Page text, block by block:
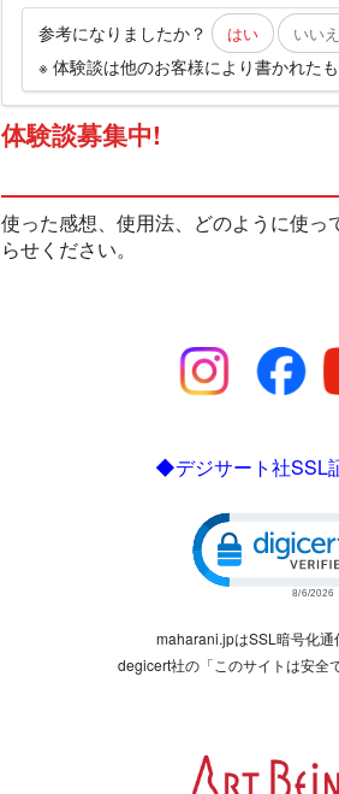
参考になりましたか？ はい いいえ
※ 体験談は他のお客様により書かれた
体験談募集中!
使った感想、使用法、どのように使
らせください。
◆デジサート社SSL
maharani.jpはSSL暗号化通
degicert社の「このサイトは安全